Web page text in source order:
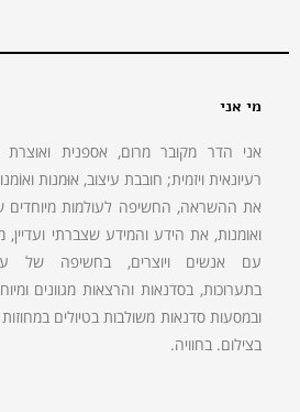
מי אני
אני הדר מקובר מרום, אספנית
רעיונאית ויזמית; חובבת עיצוב, אוּמנות
את ההשראה, החשיפה לעולמות מיוחדים
ואומנות, את הידע והמידע שצברתי
עם אנשים ויוצרים, בחשיפה של
בתערוכות, בסדנאות והרצאות מגוונים
ובמסעות סדנאות משולבות בטיולים במחוזות
בצילום. בחוויה.